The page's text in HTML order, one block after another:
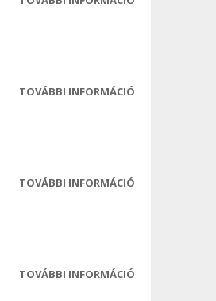
TOVÁBBI INFORMÁCIÓ
TOVÁBBI INFORMÁCIÓ
TOVÁBBI INFORMÁCIÓ